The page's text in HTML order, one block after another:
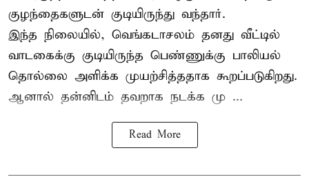
குழந்தைகளுடன் குடியிருந்து வந்தார்.
இந்த நிலையில், வெங்கடாசலம் தனது வீட்டில்
வாடகைக்கு குடியிருந்த பெண்ணுக்கு பாலியல்
தொல்லை அளிக்க முயற்சித்ததாக கூறப்படுகிறது.
ஆனால் தன்னிடம் தவறாக நடக்க மு ...
Read More